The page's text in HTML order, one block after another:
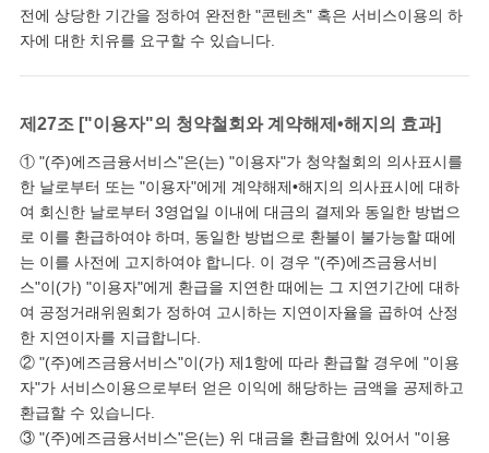
전에 상당한 기간을 정하여 완전한 "콘텐츠" 혹은 서비스이용의 하
자에 대한 치유를 요구할 수 있습니다.
제27조 ["이용자"의 청약철회와 계약해제•해지의 효과]
① "(주)에즈금융서비스"은(는) "이용자"가 청약철회의 의사표시를
한 날로부터 또는 "이용자"에게 계약해제•해지의 의사표시에 대하
여 회신한 날로부터 3영업일 이내에 대금의 결제와 동일한 방법으
로 이를 환급하여야 하며, 동일한 방법으로 환불이 불가능할 때에
는 이를 사전에 고지하여야 합니다. 이 경우 "(주)에즈금융서비
스"이(가) "이용자"에게 환급을 지연한 때에는 그 지연기간에 대하
여 공정거래위원회가 정하여 고시하는 지연이자율을 곱하여 산정
한 지연이자를 지급합니다.
② "(주)에즈금융서비스"이(가) 제1항에 따라 환급할 경우에 "이용
자"가 서비스이용으로부터 얻은 이익에 해당하는 금액을 공제하고
환급할 수 있습니다.
③ "(주)에즈금융서비스"은(는) 위 대금을 환급함에 있어서 "이용